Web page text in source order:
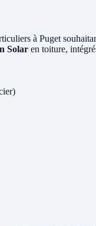
à Puget
Solar en toiture,